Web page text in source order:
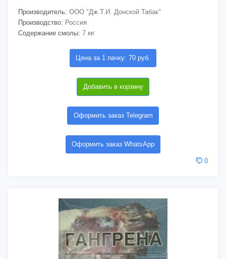
Производитель: ООО "Дж.Т.И. Донской Табак"
Производство: Россия
Содержание смолы: 7 мг
Цена за 1 пачку: 70 руб.
Добавить в корзину
Оформить заказ Telegram
Оформить заказ WhatsApp
0